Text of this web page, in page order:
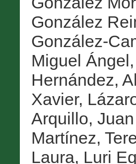
González
González-
Miguel Ángel,
Hernández,
Xavier,
Arquillo,
Martínez,
Laura, Luri